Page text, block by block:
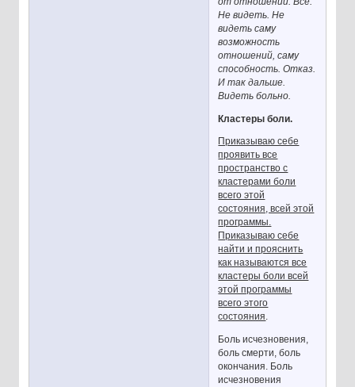
Не видеть. Не
видеть саму
возможность
отношений, саму
способность. Отказ.
И так дальше.
Видеть больно.
Кластеры боли.
Приказываю себе
проявить все
пространство с
кластерами боли
всего этой
состояния, всей этой
программы.
Приказываю себе
найти и прояснить
как называются все
кластеры боли всей
этой программы
всего этого
состояния.
Боль исчезновения,
боль смерти, боль
окончания. Боль
исчезновения